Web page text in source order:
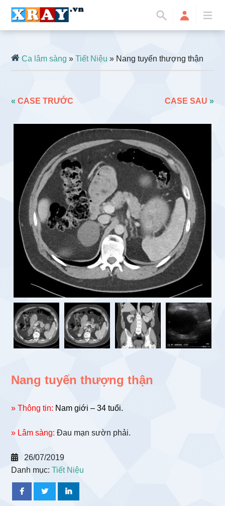
Ca lâm sàng »Tiết Niệu » Nang tuyến thượng thận
«CASE TRƯỚC CASE SAU »
Nang tuyến thượng thận
» Thông tin: Nam giới – 34 tuổi.
» Lâm sàng: Đau mạn sườn phải.
26/07/2019
Danh mục:Tiết Niệu